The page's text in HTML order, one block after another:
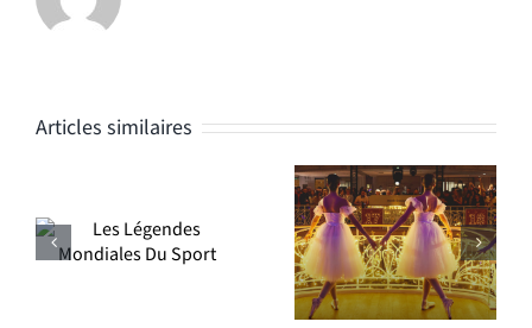
Articles similaires
Contenus
Article lancement
campagne de
Noël 2022 La
Samaritaine